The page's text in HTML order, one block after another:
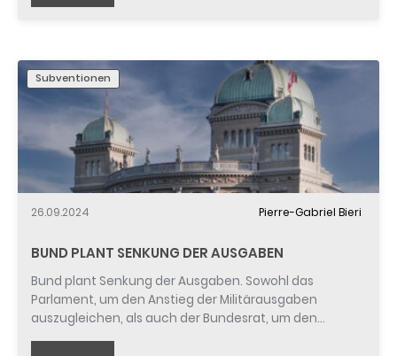
Subventionen
26.09.2024 Pierre-Gabriel Bieri
BUND PLANT SENKUNG DER AUSGABEN
Bund plant Senkung der Ausgaben. Sowohl das
Parlament, um den Anstieg der Militärausgaben
auszugleichen, als auch der Bundesrat, um den…